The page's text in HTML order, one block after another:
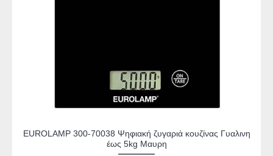
EUROLAMP 300-70038 Ψηφιακή ζυγαριά κουζίνας Γυαλινη
έως 5kg Μαυρη